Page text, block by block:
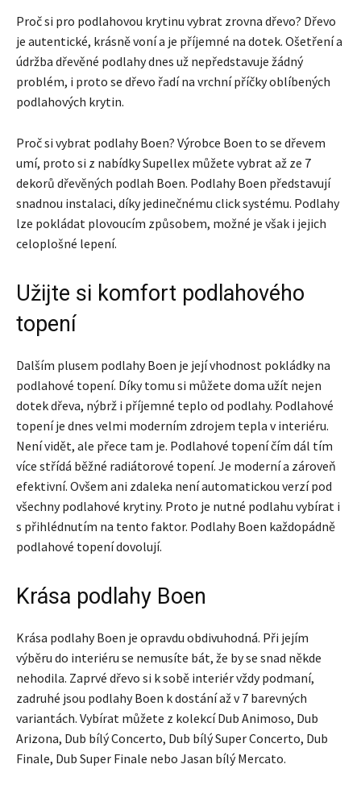
Proč si pro podlahovou krytinu vybrat zrovna dřevo? Dřevo
je autentické, krásně voní a je příjemné na dotek. Ošetření a
údržba dřevěné podlahy dnes už nepředstavuje žádný
problém, i proto se dřevo řadí na vrchní příčky oblíbených
podlahových krytin.
Proč si vybrat podlahy Boen? Výrobce Boen to se dřevem
umí, proto si z nabídky Supellex můžete vybrat až ze 7
dekorů dřevěných podlah Boen. Podlahy Boen představují
snadnou instalaci, díky jedinečnému click systému. Podlahy
lze pokládat plovoucím způsobem, možné je však i jejich
celoplošné lepení.
Užijte si komfort podlahového
topení
Dalším plusem podlahy Boen je její vhodnost pokládky na
podlahové topení. Díky tomu si můžete doma užít nejen
dotek dřeva, nýbrž i příjemné teplo od podlahy. Podlahové
topení je dnes velmi moderním zdrojem tepla v interiéru.
Není vidět, ale přece tam je. Podlahové topení čím dál tím
více střídá běžné radiátorové topení. Je moderní a zároveň
efektivní. Ovšem ani zdaleka není automatickou verzí pod
všechny podlahové krytiny. Proto je nutné podlahu vybírat i
s přihlédnutím na tento faktor. Podlahy Boen každopádně
podlahové topení dovolují.
Krása podlahy Boen
Krása podlahy Boen je opravdu obdivuhodná. Při jejím
výběru do interiéru se nemusíte bát, že by se snad někde
nehodila. Zaprvé dřevo si k sobě interiér vždy podmaní,
zadruhé jsou podlahy Boen k dostání až v 7 barevných
variantách. Vybírat můžete z kolekcí Dub Animoso, Dub
Arizona, Dub bílý Concerto, Dub bílý Super Concerto, Dub
Finale, Dub Super Finale nebo Jasan bílý Mercato.